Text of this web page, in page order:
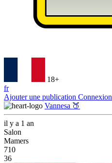
18+
fr
Ajouter une publication Connexion
Vannesa 🍑
il y a 1 an
Salon
Mamers
710
36